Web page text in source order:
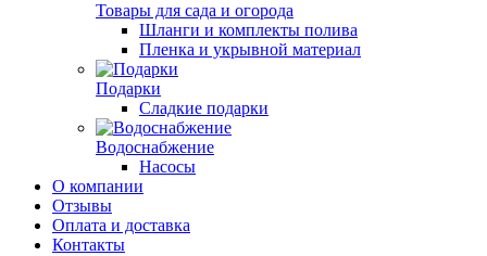
Товары для сада и огорода
Шланги и комплекты полива
Пленка и укрывной материал
Подарки
Cладкие подарки
Водоснабжение
Насосы
О компании
Отзывы
Оплата и доставка
Контакты